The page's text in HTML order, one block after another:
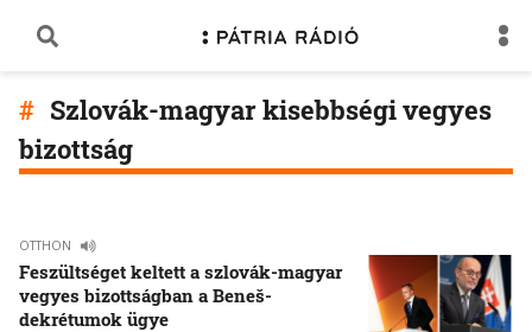
Szlovák-magyar kisebbségi vegyes
bizottság
OTTHON
Feszültséget keltett a szlovák-magyar
vegyes bizottságban a Beneš-
dekrétumok ügye